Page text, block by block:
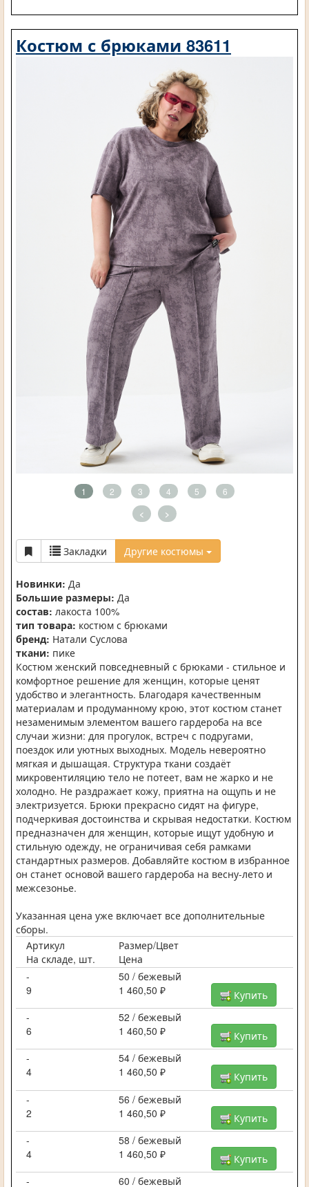
Костюм с брюками 83611
1 2 3 4 5 6
< >
Закладки Другие костюмы
Новинки: Да
Большие размеры: Да
состав: лакоста 100%
тип товара: костюм с брюками
бренд: Натали Суслова
ткани: пике
Костюм женский повседневный с брюками - стильное и
комфортное решение для женщин, которые ценят
удобство и элегантность. Благодаря качественным
материалам и продуманному крою, этот костюм станет
незаменимым элементом вашего гардероба на все
случаи жизни: для прогулок, встреч с подругами,
поездок или уютных выходных. Модель невероятно
мягкая и дышащая. Структура ткани создаёт
микровентиляцию тело не потеет, вам не жарко и не
холодно. Не раздражает кожу, приятна на ощупь и не
электризуется. Брюки прекрасно сидят на фигуре,
подчеркивая достоинства и скрывая недостатки. Костюм
предназначен для женщин, которые ищут удобную и
стильную одежду, не ограничивая себя рамками
стандартных размеров. Добавляйте костюм в избранное
он станет основой вашего гардероба на весну-лето и
межсезонье.
Указанная цена уже включает все дополнительные
сборы.
Артикул
Размер/Цвет
На складе, шт.
Цена
-
50 / бежевый
9
1 460,50 ₽
Купить
-
52 / бежевый
6
1 460,50 ₽
Купить
-
54 / бежевый
4
1 460,50 ₽
Купить
-
56 / бежевый
2
1 460,50 ₽
Купить
-
58 / бежевый
4
1 460,50 ₽
Купить
-
60 / бежевый